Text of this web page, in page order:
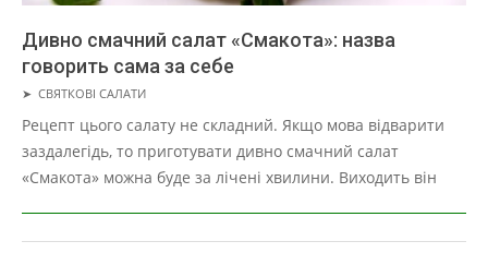
Дивно смачний салат «Смакота»: назва
говорить сама за себе
2019-
05-
01
➤ СВЯТКОВІ САЛАТИ
Рецепт цього салату не складний. Якщо мова відварити
заздалегідь, то приготувати дивно смачний салат
«Смакота» можна буде за лічені хвилини. Виходить він